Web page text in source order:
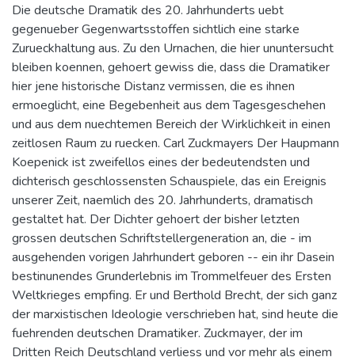
Die deutsche Dramatik des 20. Jahrhunderts uebt
gegenueber Gegenwartsstoffen sichtlich eine starke
Zurueckhaltung aus. Zu den Urnachen, die hier ununtersucht
bleiben koennen, gehoert gewiss die, dass die Dramatiker
hier jene historische Distanz vermissen, die es ihnen
ermoeglicht, eine Begebenheit aus dem Tagesgeschehen
und aus dem nuechtemen Bereich der Wirklichkeit in einen
zeitlosen Raum zu ruecken. Carl Zuckmayers Der Haupmann
Koepenick ist zweifellos eines der bedeutendsten und
dichterisch geschlossensten Schauspiele, das ein Ereignis
unserer Zeit, naemlich des 20. Jahrhunderts, dramatisch
gestaltet hat. Der Dichter gehoert der bisher letzten
grossen deutschen Schriftstellergeneration an, die - im
ausgehenden vorigen Jahrhundert geboren -- ein ihr Dasein
bestinunendes Grunderlebnis im Trommelfeuer des Ersten
Weltkrieges empfing. Er und Berthold Brecht, der sich ganz
der marxistischen Ideologie verschrieben hat, sind heute die
fuehrenden deutschen Dramatiker. Zuckmayer, der im
Dritten Reich Deutschland verliess und vor mehr als einem